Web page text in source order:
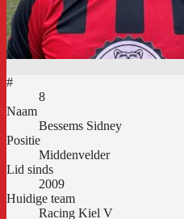
#
8
Naam
Bessems Sidney
Positie
Middenvelder
Lid sinds
2009
Huidige team
Racing Kiel V